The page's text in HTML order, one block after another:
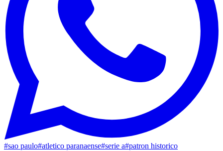
#sao paulo#atletico paranaense#serie a#patron historico